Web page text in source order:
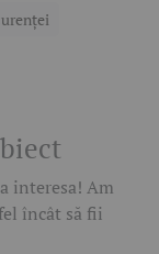
interesa! Am
încât să fii